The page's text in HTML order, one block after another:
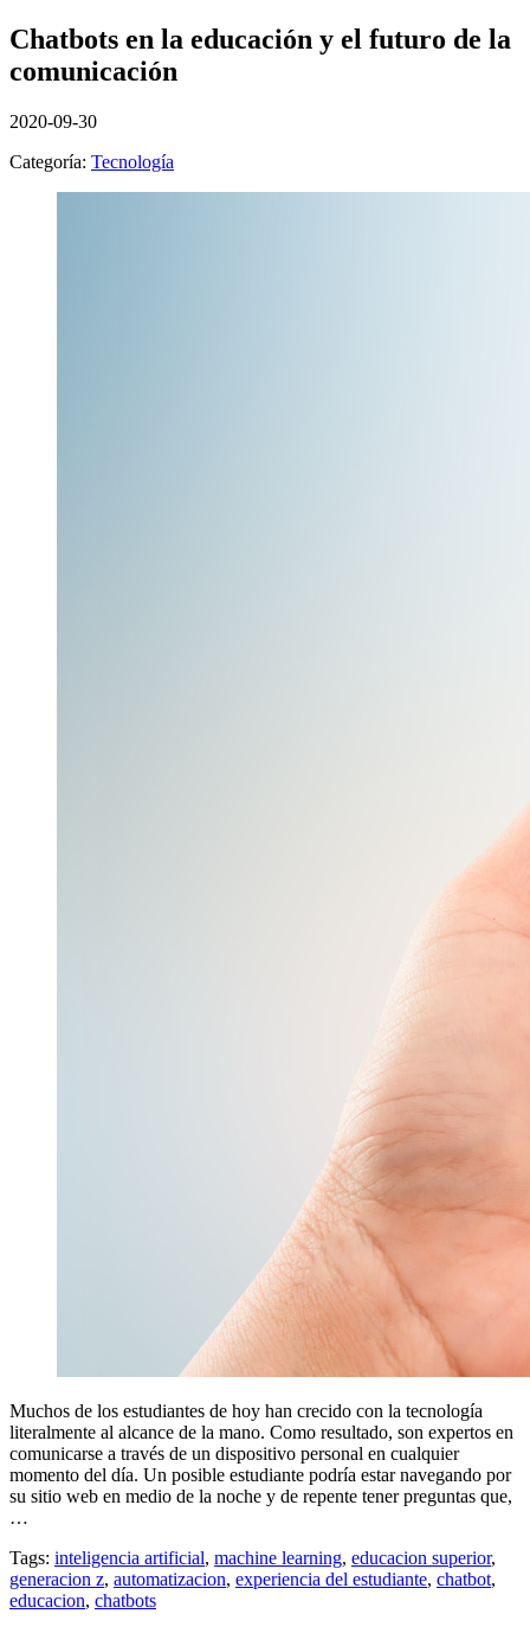
Chatbots en la educación y el futuro de la
comunicación
2020-09-30
Categoría: Tecnología
Muchos de los estudiantes de hoy han crecido con la tecnología
literalmente al alcance de la mano. Como resultado, son expertos en
comunicarse a través de un dispositivo personal en cualquier
momento del día. Un posible estudiante podría estar navegando por
su sitio web en medio de la noche y de repente tener preguntas que,
…
Tags: inteligencia artificial, machine learning, educacion superior,
generacion z, automatizacion, experiencia del estudiante, chatbot,
educacion, chatbots